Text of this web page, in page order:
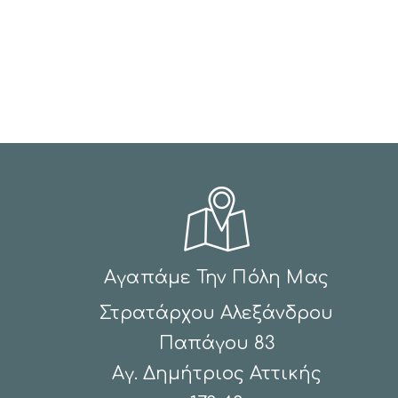
Αγαπάμε Την Πόλη Μας
Στρατάρχου Αλεξάνδρου
Παπάγου 83
Αγ. Δημήτριος Αττικής